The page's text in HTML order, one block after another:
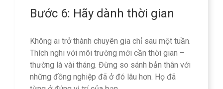
Bước 6: Hãy dành thời gian
Không ai trở thành chuyên gia chỉ sau một tuần.
Thích nghi với môi trường mới cần thời gian –
thường là vài tháng. Đừng so sánh bản thân với
những đồng nghiệp đã ở đó lâu hơn. Họ đã